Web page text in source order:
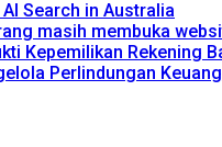
Search in Australia
masih membuka
Kepemilikan Rekening
Perlindungan